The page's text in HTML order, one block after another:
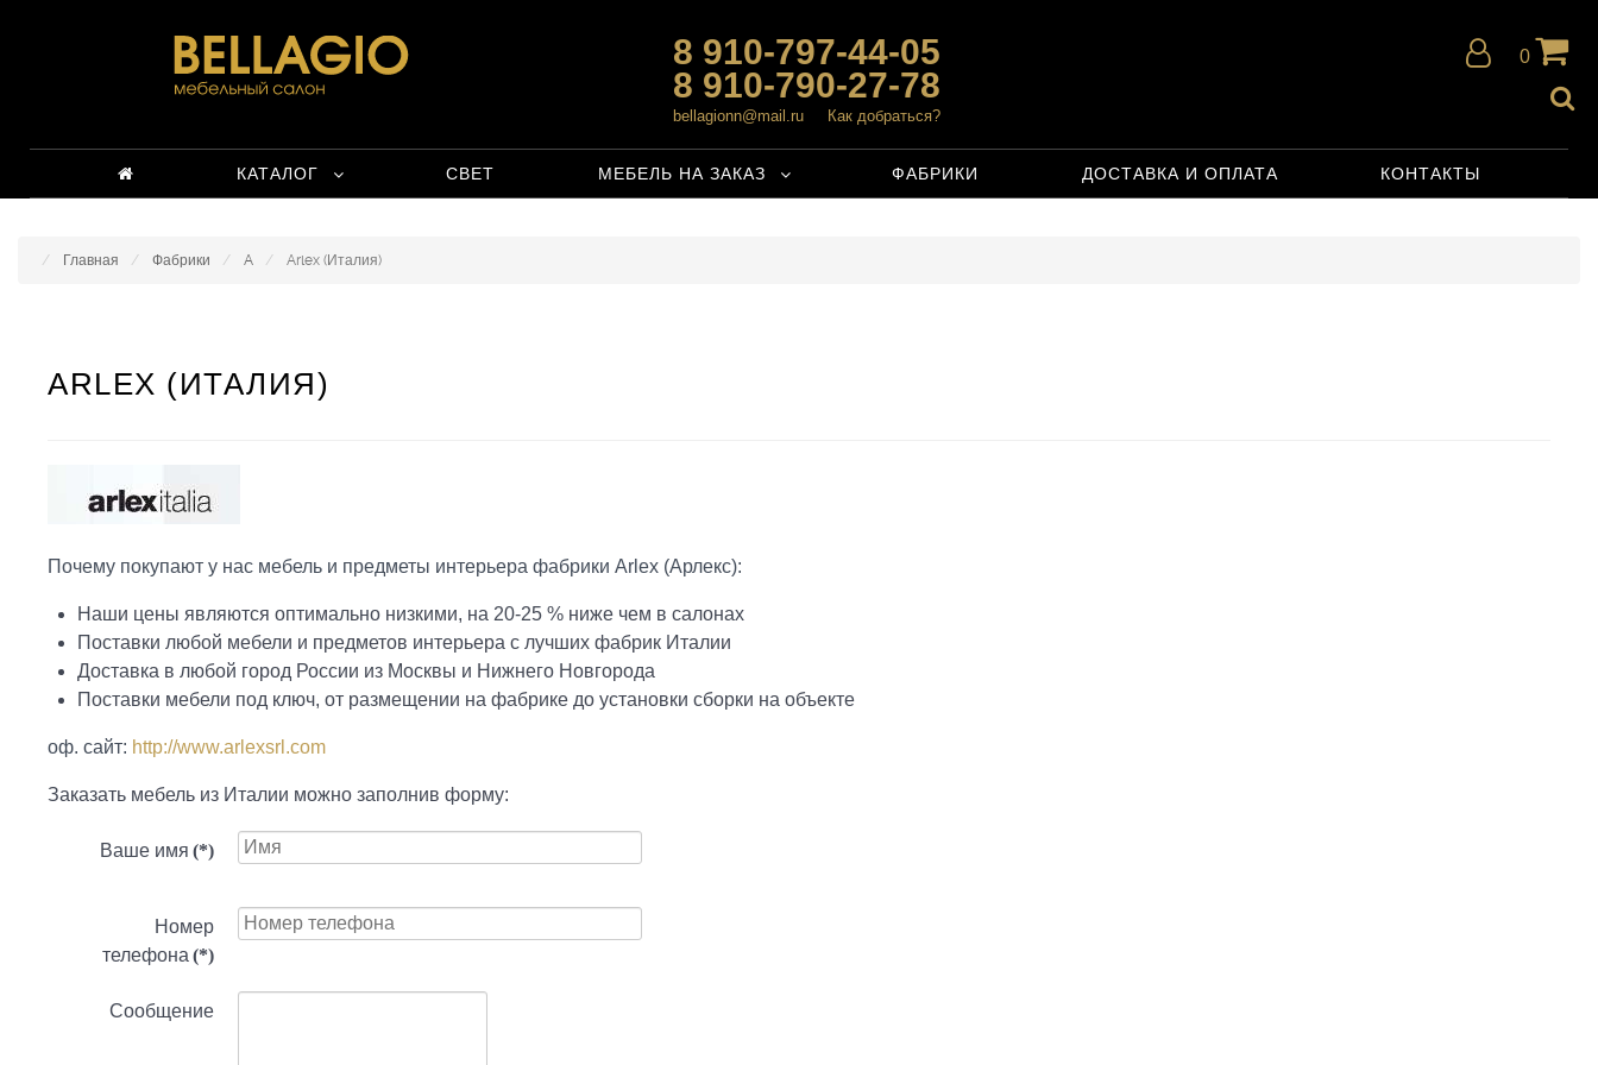
8 910-797-44-05
8 910-790-27-78
bellagionn@mail.ru Как добраться?
0
КАТАЛОГ СВЕТ МЕБЕЛЬ НА ЗАКАЗ ФАБРИКИ ДОСТАВКА И ОПЛАТА КОНТАКТЫ
Главная Фабрики A Arlex (Италия)
ARLEX (ИТАЛИЯ)
Почему покупают у нас мебель и предметы интерьера фабрики Arlex (Арлекс):
Наши цены являются оптимально низкими, на 20-25 % ниже чем в салонах
Поставки любой мебели и предметов интерьера с лучших фабрик Италии
Доставка в любой город России из Москвы и Нижнего Новгорода
Поставки мебели под ключ, от размещении на фабрике до установки сборки на объекте
оф. сайт: http://www.arlexsrl.com
Заказать мебель из Италии можно заполнив форму:
Ваше имя (*)
Номер
телефона (*)
Сообщение